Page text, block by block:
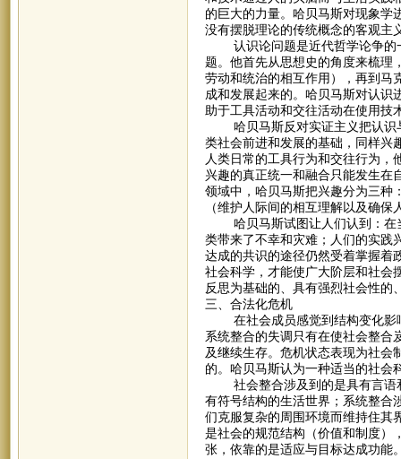
的巨大的力量。哈贝马斯对现象学
没有摆脱理论的传统概念的客观主
认识论问题是近代哲学论争的一
题。他首先从思想史的角度来梳理
劳动和统治的相互作用），再到马
成和发展起来的。哈贝马斯对认识
助于工具活动和交往活动在使用技
哈贝马斯反对实证主义把认识与
类社会前进和发展的基础，同样兴
人类日常的工具行为和交往行为
兴趣的真正统一和融合只能发生在
领域中，哈贝马斯把兴趣分为三种
（维护人际间的相互理解以及确
哈贝马斯试图让人们认到：在当
类带来了不幸和灾难；人们的实践
达成的共识的途径仍然受着掌握着
社会科学，才能使广大阶层和社会
反思为基础的、具有强烈社会性的
三、合法化危机
在社会成员感觉到结构变化影响
系统整合的失调只有在使社会整合
及继续生存。危机状态表现为社会
的。哈贝马斯认为一种适当的社会
社会整合涉及到的是具有言语和
有符号结构的生活世界；系统整合
们克服复杂的周围环境而维持住其
是社会的规范结构（价值和制度）
张，依靠的是适应与目标达成功能